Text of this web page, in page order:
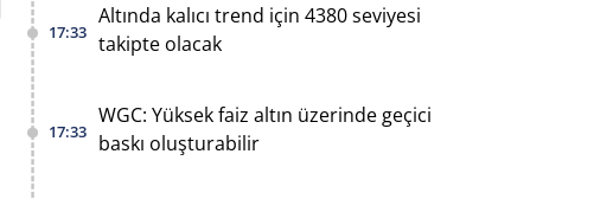
17:33
Altında kalıcı trend için 4380 seviyesi
takipte olacak
17:33
WGC: Yüksek faiz altın üzerinde geçici
baskı oluşturabilir